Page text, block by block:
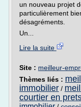
un nouveau projet
particulièrement
désagréments.
Un...
Lire la suite
Site : meilleur-
Thèmes liés :
immobilier /
courtier en